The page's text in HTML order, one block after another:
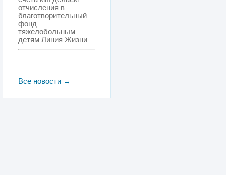
отчисления в
благотворительный
фонд
тяжелобольным
детям Линия Жизни
Все новости →